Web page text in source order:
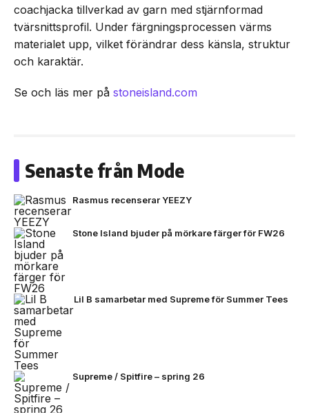
coachjacka tillverkad av garn med stjärnformad
tvärsnittsprofil. Under färgningsprocessen värms
materialet upp, vilket förändrar dess känsla, struktur
och karaktär.
Se och läs mer på stoneisland.com
Senaste från Mode
Rasmus recenserar YEEZY
Stone Island bjuder på mörkare färger för FW26
Lil B samarbetar med Supreme för Summer Tees
Supreme / Spitfire – spring 26